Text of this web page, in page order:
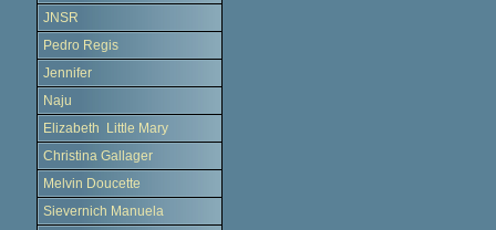
JNSR
Pedro Regis
Jennifer
Naju
Elizabeth Little Mary
Christina Gallager
Melvin Doucette
Sievernich Manuela